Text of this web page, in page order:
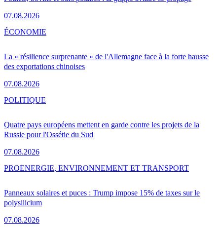
07.08.2026
La « résilience surprenante » de l'Allemagne face à la forte hausse
des exportations chinoises
07.08.2026
ÉCONOMIE
Quatre pays européens mettent en garde contre les projets de la
Russie pour l'Ossétie du Sud
07.08.2026
POLITIQUE
Panneaux solaires et puces : Trump impose 15% de taxes sur le
polysilicium
07.08.2026
PROENERGIE, ENVIRONNEMENT ET TRANSPORT